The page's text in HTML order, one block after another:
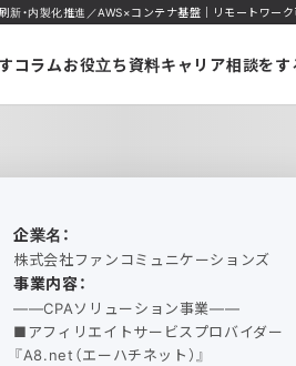
新・内製化推進／AWS×コンテナ基盤｜リモートワー
コラムお役立ち資料キャリア相談をす
企業名：
株式会社ファンコミュニケーションズ
事業内容：
――CPAソリューション事業――
■アフィリエイトサービスプロバイダー
『A8.net（エーハチネット）』